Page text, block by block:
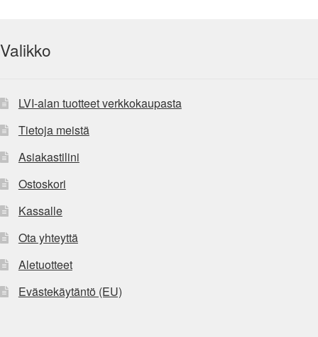
Valikko
LVI-alan tuotteet verkkokaupasta
Tietoja meistä
Asiakastilini
Ostoskori
Kassalle
Ota yhteyttä
Aletuotteet
Evästekäytäntö (EU)